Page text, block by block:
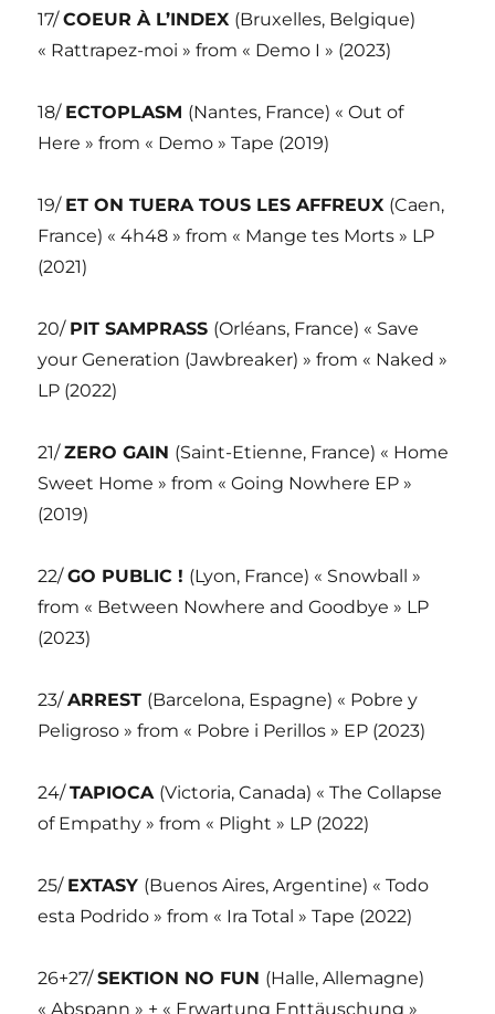
17/COEUR À L’INDEX (Bruxelles, Belgique)
« Rattrapez-moi » from « Demo I » (2023)
18/ ECTOPLASM (Nantes, France) « Out of
Here » from « Demo » Tape (2019)
19/ ET ON TUERA TOUS LES AFFREUX (Caen,
France) « 4h48 » from « Mange tes Morts » LP
(2021)
20/ PIT SAMPRASS (Orléans, France) « Save
your Generation (Jawbreaker) » from « Naked »
LP (2022)
21/ZERO GAIN (Saint-Etienne, France) « Home
Sweet Home » from « Going Nowhere EP »
(2019)
22/GO PUBLIC ! (Lyon, France) « Snowball »
from « Between Nowhere and Goodbye » LP
(2023)
23/ARREST (Barcelona, Espagne) « Pobre y
Peligroso » from « Pobre i Perillos » EP (2023)
24/TAPIOCA (Victoria, Canada) « The Collapse
of Empathy » from « Plight » LP (2022)
25/ EXTASY (Buenos Aires, Argentine) « Todo
esta Podrido » from « Ira Total » Tape (2022)
26+27/SEKTION NO FUN (Halle, Allemagne)
« Abspann » + « Erwartung Enttäuschung »